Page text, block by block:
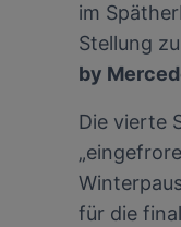
im
Stellung
by
Die vierte
für die